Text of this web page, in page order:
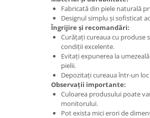
Fabricată din piele naturală
Designul simplu și sofisticat
Îngrijire și recomandări:
Curățați cureaua cu produse
condiții excelente.
Evitați expunerea la
pielii.
Depozitați cureaua într-un
Observații importante:
Culoarea produsului poate
monitorului.
Pot exista mici erori de